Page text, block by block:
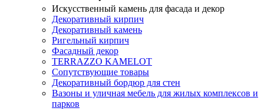
Искусственный камень для фасада и декор
Декоративный кирпич
Декоративный камень
Ригельный кирпич
Фасадный декор
TERRAZZO KAMELOT
Сопутствующие товары
Декоративный бордюр для стен
Вазоны и уличная мебель для жилых комплексов и
парков